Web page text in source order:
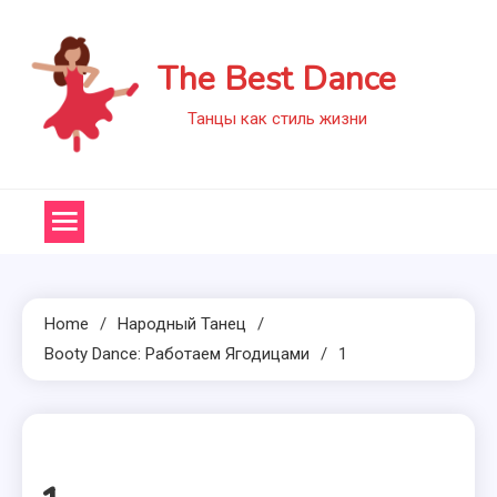
content
The Best Dance
Танцы как стиль жизни
Home
Народный Танец
Booty Dance: Работаем Ягодицами
1